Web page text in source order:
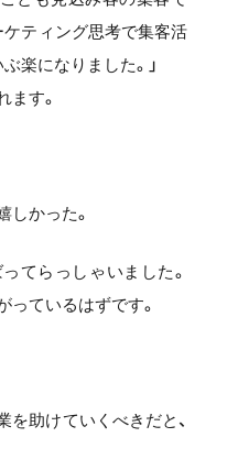
ケティング思考で集客活
楽になりました。」
ます。
しかった。
てらっしゃいました。
っているはずです。
を助けていくべきだと、